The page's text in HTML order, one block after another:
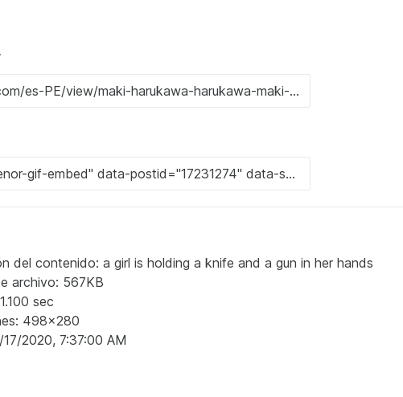
del contenido: a girl is holding a knife and a gun in her hands
archivo: 567KB
sec
498x280
2020, 7:37:00 AM